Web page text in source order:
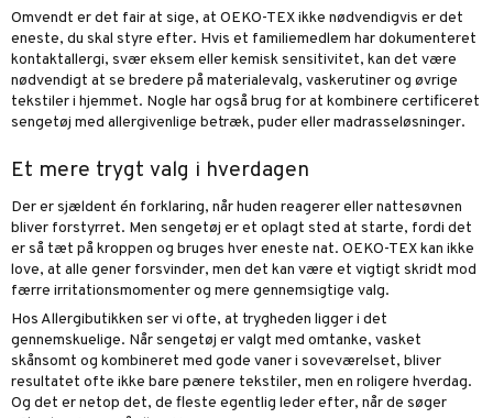
Omvendt er det fair at sige, at OEKO-TEX ikke nødvendigvis er det
eneste, du skal styre efter. Hvis et familiemedlem har dokumenteret
kontaktallergi, svær eksem eller kemisk sensitivitet, kan det være
nødvendigt at se bredere på materialevalg, vaskerutiner og øvrige
tekstiler i hjemmet. Nogle har også brug for at kombinere certificeret
sengetøj med allergivenlige betræk, pudereller madrasseløsninger.
Et mere trygt valg i hverdagen
Der er sjældent én forklaring, når huden reagerer eller nattesøvnen
bliver forstyrret. Men sengetøj er et oplagt sted at starte, fordi det
er så tæt på kroppen og bruges hver eneste nat. OEKO-TEX kan ikke
love, at alle gener forsvinder, men det kan være et vigtigt skridt mod
færre irritationsmomenter og mere gennemsigtige valg.
Hos Allergibutikken ser vi ofte, at trygheden ligger i det
gennemskuelige. Når sengetøj er valgt med omtanke, vasket
skånsomt og kombineret med gode vaner i soveværelset, bliver
resultatet ofte ikke bare pænere tekstiler, men en roligere hverdag.
Og det er netop det, de fleste egentlig leder efter, når de søger